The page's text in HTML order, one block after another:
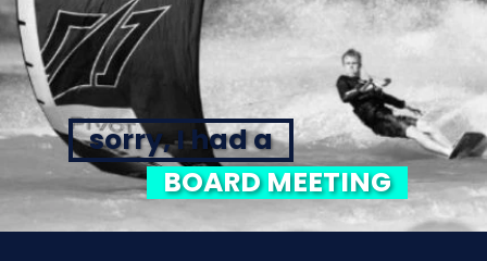
sorry, I had a
BOARD MEETING